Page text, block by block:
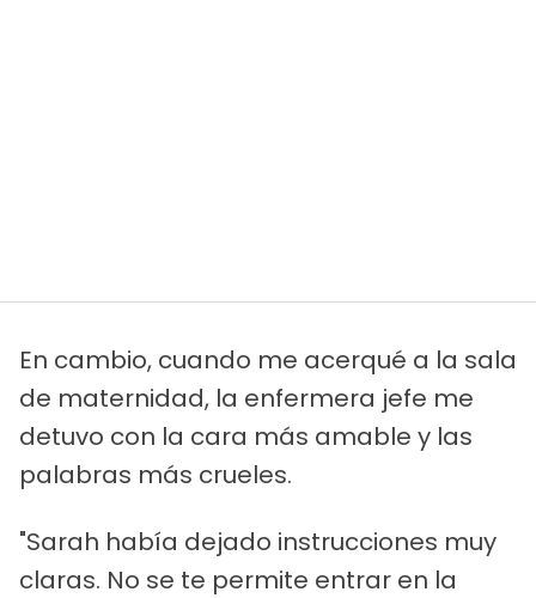
En cambio, cuando me acerqué a la sala
de maternidad, la enfermera jefe me
detuvo con la cara más amable y las
palabras más crueles.
"Sarah había dejado instrucciones muy
claras. No se te permite entrar en la